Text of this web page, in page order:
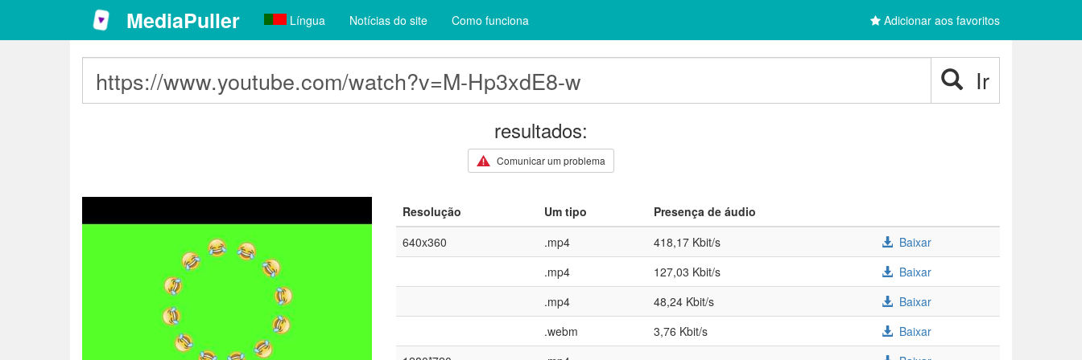
MediaPuller Língua Notícias do site Como funciona Adicionar aos favoritos
Ir
resultados:
Comunicar um problema
Resolução Um tipo
Presença de áudio
640x360
.mp4 418,17 Kbit/s
Baixar
.mp4
127,03 Kbit/s
Baixar
.mp4
48,24 Kbit/s
Baixar
.webm
3,76 Kbit/s
Baixar